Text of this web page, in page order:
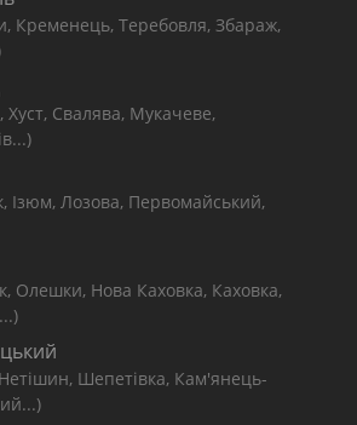
Кременець, Теребовля, Збараж,
Хуст, Свалява, Мукачеве,
Ізюм, Лозова, Первомайський,
Олешки, Нова Каховка, Каховка,
Шепетівка, Кам'янець-